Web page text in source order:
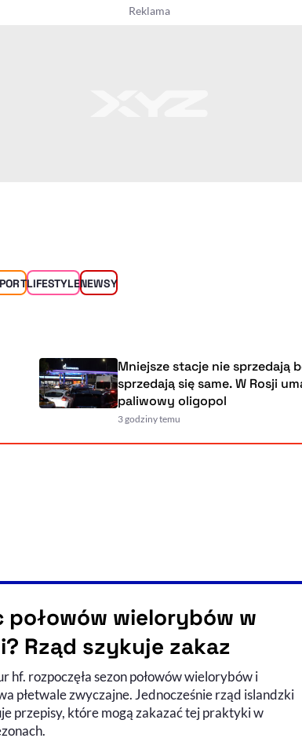
LIFESTYLENEWSY
Mniejsze stacje nie sprzedają benzyny,
sprzedają się same. W Rosji umacnia się
paliwowy oligopol
3 godziny temu
połowów wielorybów w
Rząd szykuje zakaz
hf. rozpoczęła sezon połowów wielorybów i
płetwale zwyczajne. Jednocześnie rząd islandzki
przepisy, które mogą zakazać tej praktyki w